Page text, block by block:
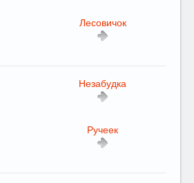
Лесовичок
Незабудка
Ручеек